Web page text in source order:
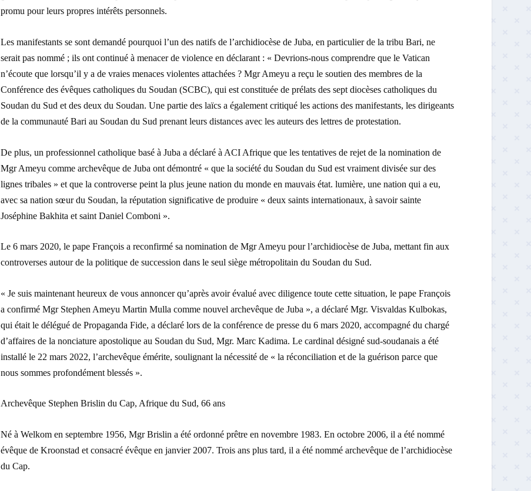
promu pour leurs propres intérêts personnels.
Les manifestants se sont demandé pourquoi l’un des natifs de l’archidiocèse de Juba, en particulier de la tribu Bari, ne
serait pas nommé ; ils ont continué à menacer de violence en déclarant : « Devrions-nous comprendre que le Vatican
n’écoute que lorsqu’il y a de vraies menaces violentes attachées ? Mgr Ameyu a reçu le soutien des membres de la
Conférence des évêques catholiques du Soudan (SCBC), qui est constituée de prélats des sept diocèses catholiques du
Soudan du Sud et des deux du Soudan. Une partie des laïcs a également critiqué les actions des manifestants, les dirigeants
de la communauté Bari au Soudan du Sud prenant leurs distances avec les auteurs des lettres de protestation.
De plus, un professionnel catholique basé à Juba a déclaré à ACI Afrique que les tentatives de rejet de la nomination de
Mgr Ameyu comme archevêque de Juba ont démontré « que la société du Soudan du Sud est vraiment divisée sur des
lignes tribales » et que la controverse peint la plus jeune nation du monde en mauvais état. lumière, une nation qui a eu,
avec sa nation sœur du Soudan, la réputation significative de produire « deux saints internationaux, à savoir sainte
Joséphine Bakhita et saint Daniel Comboni ».
Le 6 mars 2020, le pape François a reconfirmé sa nomination de Mgr Ameyu pour l’archidiocèse de Juba, mettant fin aux
controverses autour de la politique de succession dans le seul siège métropolitain du Soudan du Sud.
« Je suis maintenant heureux de vous annoncer qu’après avoir évalué avec diligence toute cette situation, le pape François
a confirmé Mgr Stephen Ameyu Martin Mulla comme nouvel archevêque de Juba », a déclaré Mgr. Visvaldas Kulbokas,
qui était le délégué de Propaganda Fide, a déclaré lors de la conférence de presse du 6 mars 2020, accompagné du chargé
d’affaires de la nonciature apostolique au Soudan du Sud, Mgr. Marc Kadima. Le cardinal désigné sud-soudanais a été
installé le 22 mars 2022, l’archevêque émérite, soulignant la nécessité de « la réconciliation et de la guérison parce que
nous sommes profondément blessés ».
Archevêque Stephen Brislin du Cap, Afrique du Sud, 66 ans
Né à Welkom en septembre 1956, Mgr Brislin a été ordonné prêtre en novembre 1983. En octobre 2006, il a été nommé
évêque de Kroonstad et consacré évêque en janvier 2007. Trois ans plus tard, il a été nommé archevêque de l’archidiocèse
du Cap.